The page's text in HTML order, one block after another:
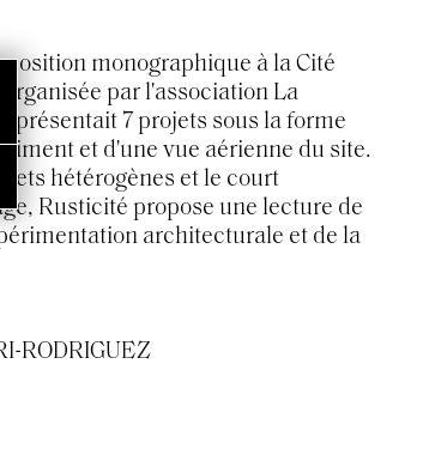
monographique à la Cité
par l'association La
présentait 7 projets sous la forme
et d'une vue aérienne du site.
hétérogènes et le court
Rusticité propose une lecture de
architecturale et de la
RODRIGUEZ